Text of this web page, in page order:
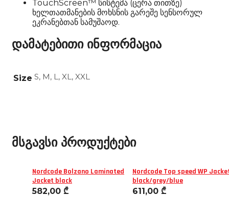
TouchScreen™ სისტემა (ცერა თითზე)
ხელთათმანების მოხსნის გარეშე სენსორულ
ეკრანებთან სამუშაოდ.
დამატებითი ინფორმაცია
Size S, M, L, XL, XXL
მსგავსი პროდუქტები
Nordcode Bolzano Laminated
Jacket black
582,00 ₾
Nordcode Top speed WP
black/grey/blue
611,00 ₾